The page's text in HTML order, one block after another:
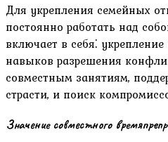
Для укрепления семейных
постоянно работать над
включает в себя⁚
навыков разрешения
совместным занятиям‚
страсти‚ и поиск
Значение совместного